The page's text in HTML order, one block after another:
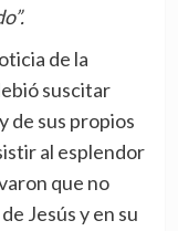
de la
suscitar
de sus propios
al esplendor
que no
Jesús y en su